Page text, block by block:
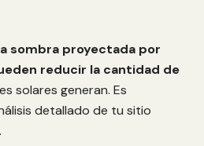
sombra proyectada por
reducir la cantidad de
solares generan. Es
detallado de tu sitio